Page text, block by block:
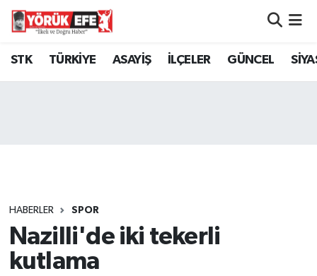
STK TÜRKİYE ASAYİŞ İLÇELER GÜNCEL
HABERLER SPOR
Nazilli'de iki tekerli
kutlama
Aydın Nöbetçi Eczaneler
Tüm Manşetler
Son Dakika Haberleri